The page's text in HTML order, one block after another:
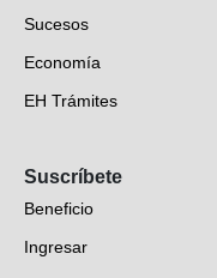
Sucesos
Economía
EH Trámites
EH Verifica
Fotogalerías
Deportes
Suscríbete
Beneficio
Ingresar